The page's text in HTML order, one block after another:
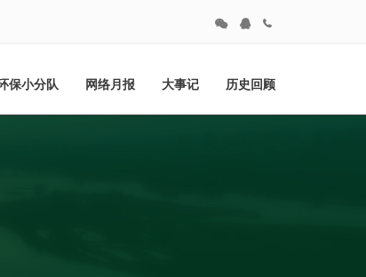
保小分队 网络月报 大事记 历史回顾